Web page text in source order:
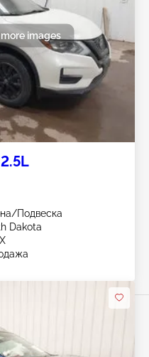
images
Подвеска
Dakota